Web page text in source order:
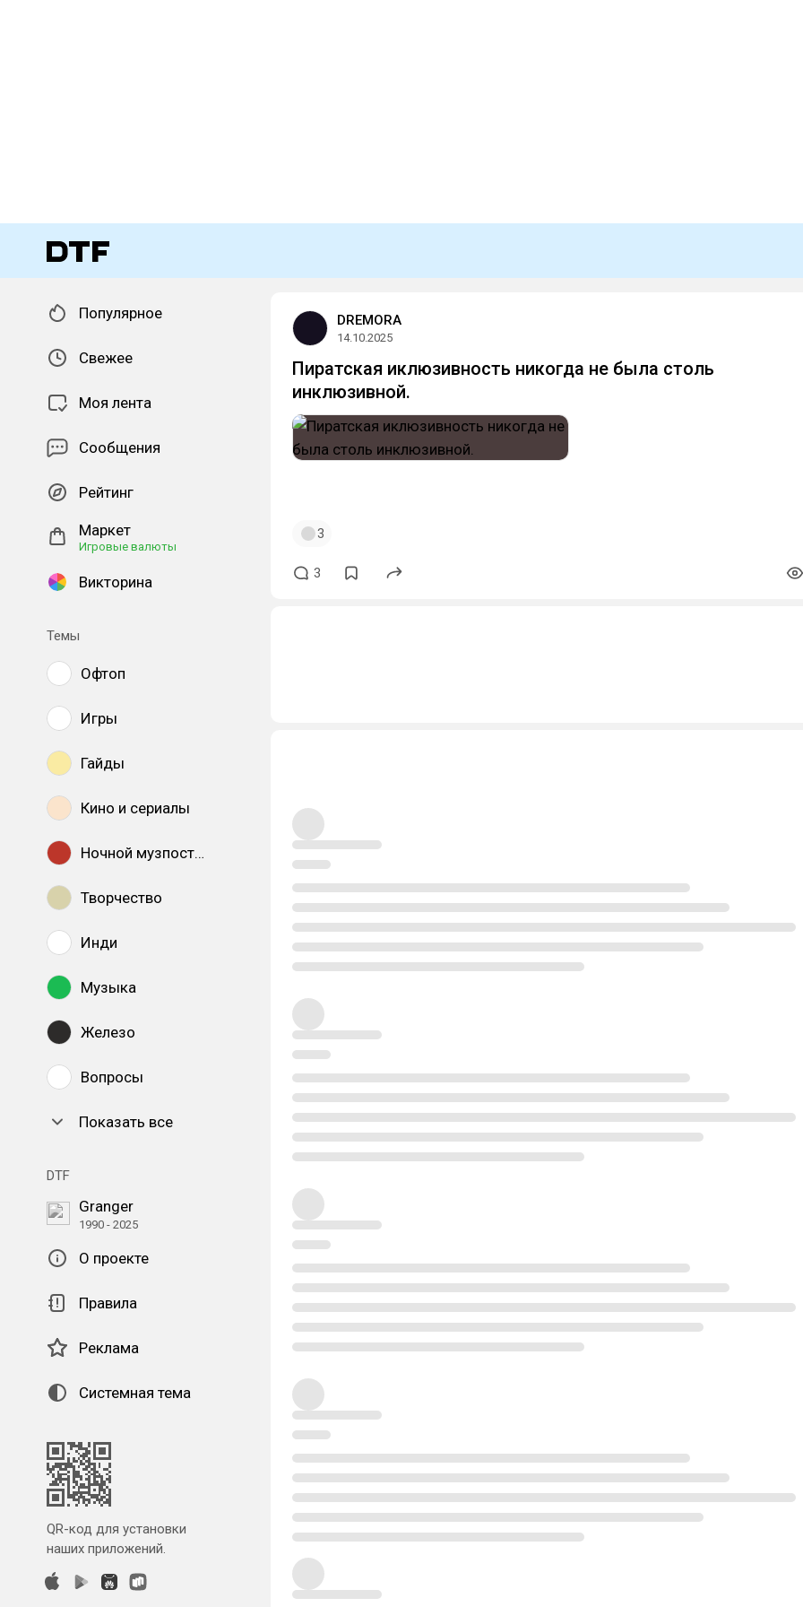
Популярное
Свежее
Моя лента
Сообщения
Рейтинг
Маркет
Игровые валюты
Викторина
Темы
Офтоп
Игры
Гайды
Кино и сериалы
Ночной музпостинг
Творчество
Инди
Музыка
Железо
Вопросы
Показать все
DTF
Granger
1990 - 2025
О проекте
Правила
Реклама
Системная тема
QR-код для установки
наших приложений.
DREMORA
14.10.2025
Пиратская иклюзивность никогда не была столь
инклюзивной.
3
3